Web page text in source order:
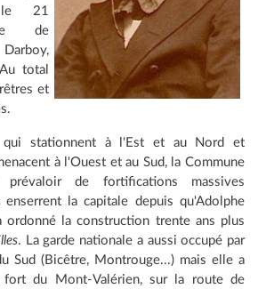
le 21
de
total
et
qui stationnent à l'Est et au Nord et
à l'Ouest et au Sud, la Commune
de fortifications massives
enserrent la capitale depuis qu'Adolphe
ordonné la construction trente ans plus
. La garde nationale a aussi occupé par
Sud (Bicêtre, Montrouge...) mais elle a
fort du Mont-Valérien, sur la route de